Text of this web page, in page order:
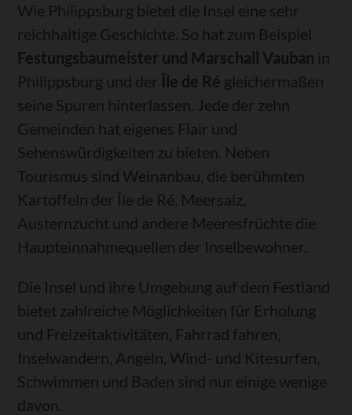
Wie Philippsburg bietet die Insel eine sehr
reichhaltige Geschichte. So hat zum Beispiel
Festungsbaumeister und Marschall Vauban in
Philippsburg und der Île de Ré gleichermaßen
seine Spuren hinterlassen. Jede der zehn
Gemeinden hat eigenes Flair und
Sehenswürdigkeiten zu bieten. Neben
Tourismus sind Weinanbau, die berühmten
Kartoffeln der Île de Ré, Meersalz,
Austernzucht und andere Meeresfrüchte die
Haupteinnahmequellen der Inselbewohner.
Die Insel und ihre Umgebung auf dem Festland
bietet zahlreiche Möglichkeiten für Erholung
und Freizeitaktivitäten, Fahrrad fahren,
Inselwandern, Angeln, Wind- und Kitesurfen,
Schwimmen und Baden sind nur einige wenige
davon.